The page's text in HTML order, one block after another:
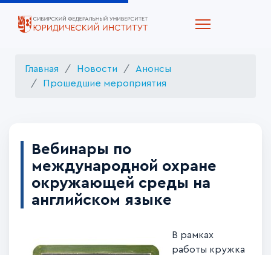
Главная Новости
Анонсы
Прошедшие мероприятия
Вебинары по
международной охране
окружающей среды на
английском языке
В рамках
работы кружка